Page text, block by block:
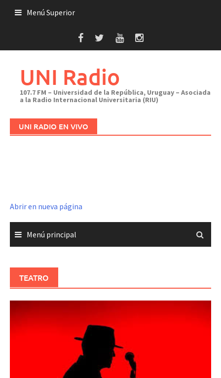
Menú Superior
UNI Radio
107.7 FM – Universidad de la República, Uruguay – Asociada
a la Radio Internacional Universitaria (RIU)
UNI RADIO EN VIVO
Abrir en nueva página
Menú principal
TEATRO